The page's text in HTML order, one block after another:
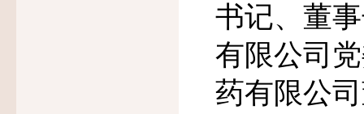
书记、董
有限公司
药有限公